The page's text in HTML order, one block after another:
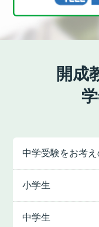
開成
中学受験をお考
小学生
中学生